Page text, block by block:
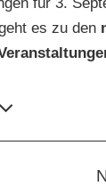
es zu den